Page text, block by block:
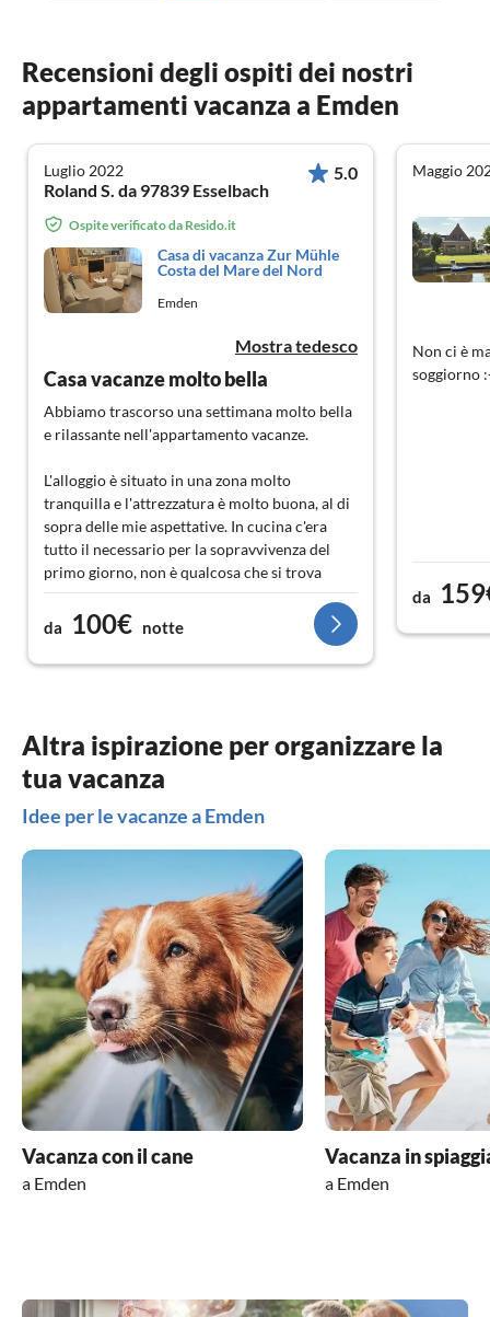
Recensioni degli ospiti dei nostri
appartamenti vacanza a Emden
Luglio 2022
Roland S. da 97839 Esselbach
5.0
Ospite verificato da Resido.it
Casa di vacanza Zur Mühle
Costa del Mare del Nord
Emden
Mostra tedesco
Casa vacanze molto bella
Abbiamo trascorso una settimana molto bella
e rilassante nell'appartamento vacanze.
L'alloggio è situato in una zona molto
tranquilla e l'attrezzatura è molto buona, al di
sopra delle mie aspettative. In cucina c'era
tutto il necessario per la sopravvivenza del
primo giorno, non è qualcosa che si trova
ovunque! La pulizia dell'appartamento è
notevole. Siamo stati completamente
soddisfatti e possiamo solo raccomandare
questo appartamento vacanze! Ancora un
agli ospiti.
da 100€ notte
Maggio
Non ci è
soggiorno
da
Altra ispirazione per organizzare la
tua vacanza
Idee per le vacanze a Emden
Vacanza con il cane
a Emden
Vacanza in
a Emden